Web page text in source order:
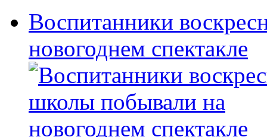
Воспитанники
новогоднем спектакле